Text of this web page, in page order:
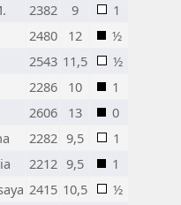
2382 9
1
2480 12
½
2543 11,5
½
2286 10
1
2606 13
0
2282 9,5
1
2212 9,5
1
2415 10,5
½